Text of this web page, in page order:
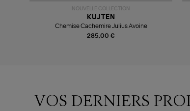
NOUVELLE COLLECTION
285,00 €
KUJTEN
Chemise Cachemire Julius Avoine
VOS DERNIERS